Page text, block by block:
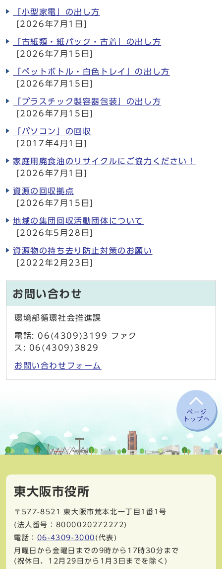
「小型家電」の出し方
[2026年7月1日]
「古紙類・紙パック・古着」の出し方
[2026年7月15日]
「ペットボトル・白色トレイ」の出し方
[2026年7月15日]
「プラスチック製容器包装」の出し方
[2026年7月15日]
「パソコン」の回収
[2017年4月1日]
家庭用廃食油のリサイクルにご協力ください！
[2026年7月1日]
資源の回収拠点
[2026年7月15日]
地域の集団回収活動団体について
[2026年5月28日]
資源物の持ち去り防止対策のお願い
[2022年2月23日]
お問い合わせ
環境部循環社会推進課
電話: 06(4309)3199 ファク
ス: 06(4309)3829
お問い合わせフォーム
ページ
トップへ
東大阪市役所
〒577-8521
東大阪市荒本北一丁目1番1号
(法人番号：8000020272272)
電話： 06-4309-3000 (代表)
月曜日から金曜日までの9時から17時30分まで
(祝休日、12月29日から1月3日までを除く)